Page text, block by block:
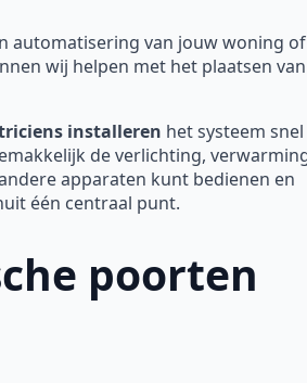
automatisering van jouw woning
wij helpen met het plaatsen
installeren het systeem
de verlichting,
apparaten kunt bedienen en
één centraal punt.
poorten